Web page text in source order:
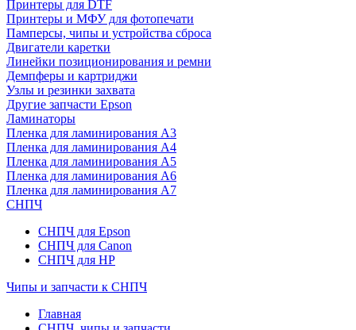
Принтеры для DTF
Принтеры и МФУ для фотопечати
Памперсы, чипы и устройства сброса
Двигатели каретки
Линейки позиционирования и ремни
Демпферы и картриджи
Узлы и резинки захвата
Другие запчасти Epson
Ламинаторы
Пленка для ламинирования А3
Пленка для ламинирования А4
Пленка для ламинирования А5
Пленка для ламинирования А6
Пленка для ламинирования А7
СНПЧ
СНПЧ для Epson
СНПЧ для Canon
СНПЧ для HP
Чипы и запчасти к СНПЧ
Главная